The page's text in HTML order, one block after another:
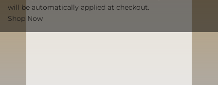
will be automatically applied at checkout.
Shop Now